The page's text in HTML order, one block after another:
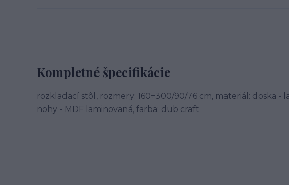
Kompletné špecifikácie
rozkladací stôl, rozmery: 160÷300/90/76 cm, materiál: doska -
nohy - MDF laminovaná, farba: dub craft